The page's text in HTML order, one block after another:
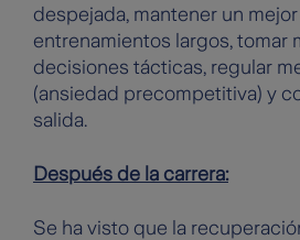
despejada, mantener un
entrenamientos largos, tomar
decisiones tácticas, regular
(ansiedad precompetitiva) y
salida.
Después de la carrera:
Se ha visto que la